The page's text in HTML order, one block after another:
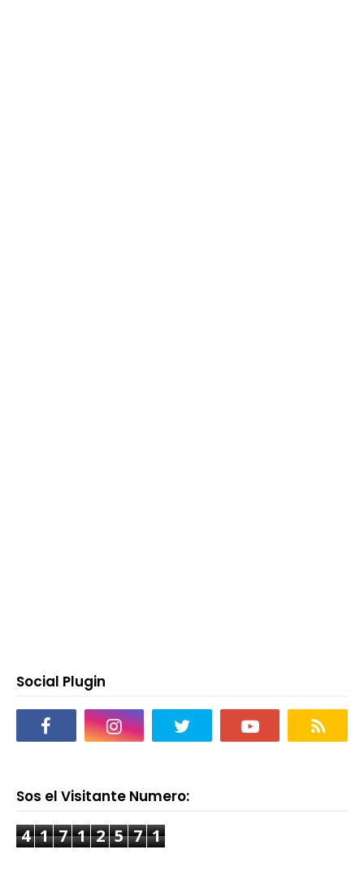
Social Plugin
Sos el Visitante Numero:
4 1 7 1 2 5 7 1